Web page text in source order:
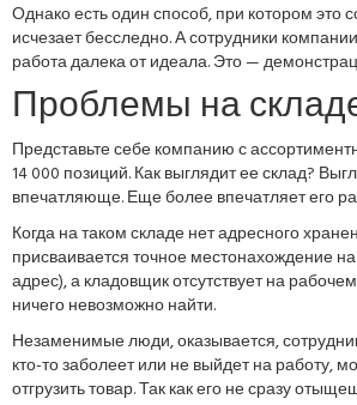
Однако есть один способ, при котором это
исчезает бесследно. А сотрудники
работа далека от идеала. Это —
Проблемы на
Представьте себе компанию с
14 000 позиций. Как выглядит ее склад?
впечатляюще. Еще более впечатляет его
Когда на таком складе нет адресного
присваивается точное местонахождение
адрес), а кладовщик отсутствует на
ничего невозможно найти.
Незаменимые люди, оказывается,
кто-то заболеет или не выйдет на работу,
отгрузить товар. Так как его не сразу